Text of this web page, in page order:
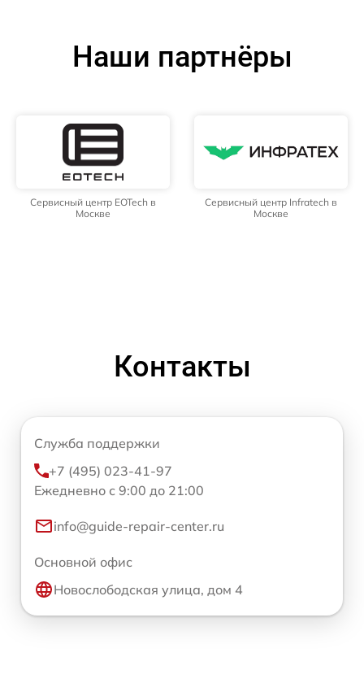
Наши партнёры
Сервисный центр EOTech в
Москве
Сервисный центр Infratech в
Москве
Контакты
Служба поддержки
+7 (495) 023-41-97
Ежедневно с 9:00 до 21:00
info@guide-repair-center.ru
Основной офис
Новослободская улица, дом 4